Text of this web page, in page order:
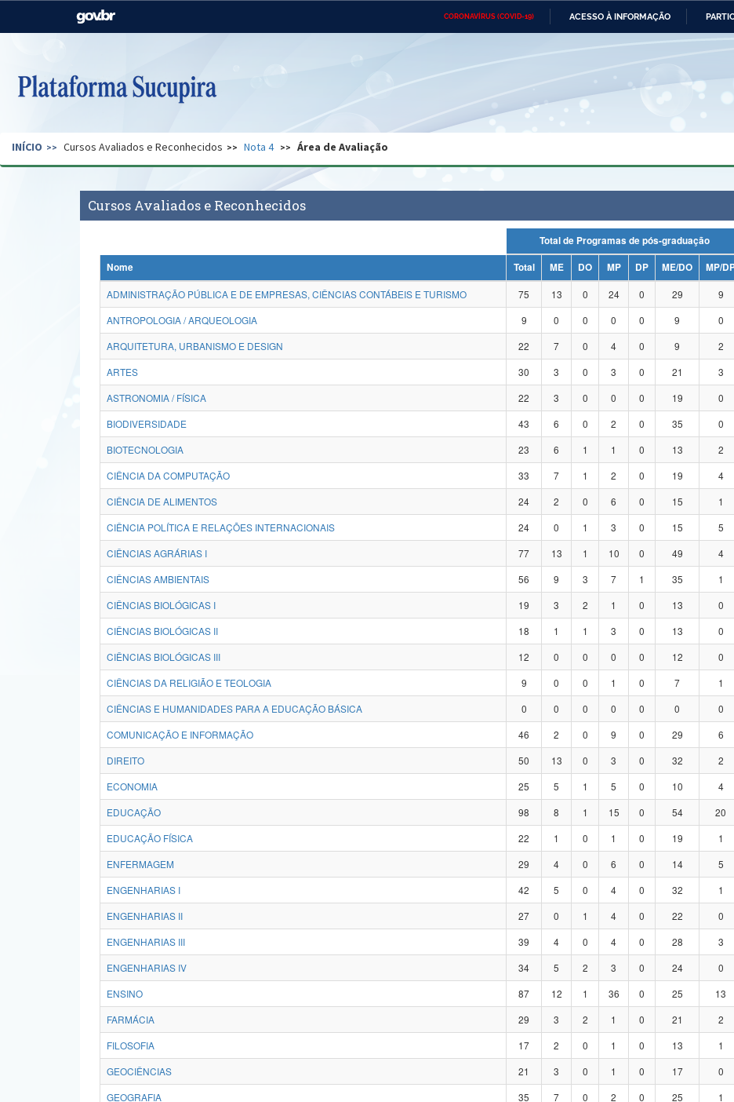
CORONAVÍRUS (COVID-19) ACESSO À INFORMAÇÃO
Casa Civil Ministério das Relações Ministério
Pecuária e Abastecimento
Ministério do Desenvolvimento
Regional e dos
Secretaria de Governo Gabinete de Segurança Advocacia-Geral da União Banco Central do Brasil Planalto
INÍCIO Cursos Avaliados e Reconhecidos Nota 4 Área de Avaliação
Cursos Avaliados e Reconhecidos
Total de Programas de pós-graduação
Nome
Total ME DO MP DP ME/DO MP/
ADMINISTRAÇÃO PÚBLICA E DE EMPRESAS, CIÊNCIAS CONTÁBEIS E TURISMO
75 13 0 24 0 29 9
ANTROPOLOGIA / ARQUEOLOGIA
9 0 0 0 0 9 0
ARQUITETURA, URBANISMO E DESIGN
22 7 0 4 0 9 2
ARTES
30 3 0 3 0 21 3
ASTRONOMIA / FÍSICA
22 3 0 0 0 19 0
BIODIVERSIDADE
43 6 0 2 0 35 0
BIOTECNOLOGIA
23 6 1 1 0 13 2
CIÊNCIA DA COMPUTAÇÃO
33 7 1 2 0 19 4
CIÊNCIA DE ALIMENTOS
24 2 0 6 0 15 1
CIÊNCIA POLÍTICA E RELAÇÕES INTERNACIONAIS
24 0 1 3 0 15 5
CIÊNCIAS AGRÁRIAS I
77 13 1 10 0 49 4
CIÊNCIAS AMBIENTAIS
56 9 3 7 1 35 1
CIÊNCIAS BIOLÓGICAS I
19 3 2 1 0 13 0
CIÊNCIAS BIOLÓGICAS II
18 1 1 3 0 13 0
CIÊNCIAS BIOLÓGICAS III
12 0 0 0 0 12 0
CIÊNCIAS DA RELIGIÃO E TEOLOGIA
9 0 0 1 0 7 1
CIÊNCIAS E HUMANIDADES PARA A EDUCAÇÃO BÁSICA
0 0 0 0 0 0 0
COMUNICAÇÃO E INFORMAÇÃO
46 2 0 9 0 29 6
DIREITO
50 13 0 3 0 32 2
ECONOMIA
25 5 1 5 0 10 4
EDUCAÇÃO
98 8 1 15 0 54 20
EDUCAÇÃO FÍSICA
22 1 0 1 0 19 1
ENFERMAGEM
29 4 0 6 0 14 5
ENGENHARIAS I
42 5 0 4 0 32 1
ENGENHARIAS II
27 0 1 4 0 22 0
ENGENHARIAS III
39 4 0 4 0 28 3
ENGENHARIAS IV
34 5 2 3 0 24 0
ENSINO
87 12 1 36 0 25 13
FARMÁCIA
29 3 2 1 0 21 2
FILOSOFIA
17 2 0 1 0 13 1
GEOCIÊNCIAS
21 3 0 1 0 17 0
GEOGRAFIA
35 7 0 2 0 25 1